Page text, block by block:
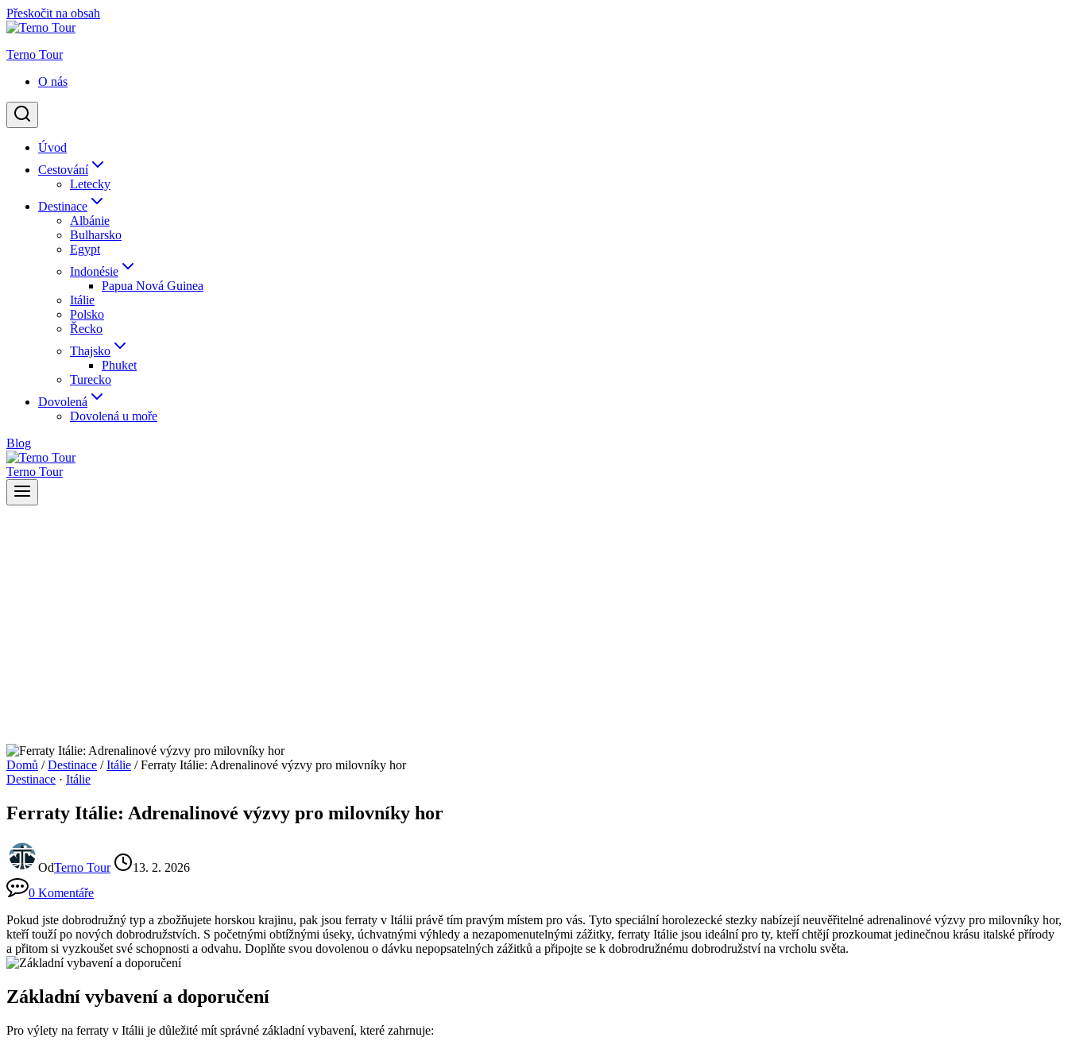
Přeskočit na obsah
Terno Tour
O nás
Úvod
Cestování
Letecky
Destinace
Albánie
Bulharsko
Egypt
Indonésie
Papua Nová Guinea
Itálie
Polsko
Řecko
Thajsko
Phuket
Turecko
Dovolená
Dovolená u moře
Blog
Terno Tour
Domů / Destinace / Itálie / Ferraty Itálie: Adrenalinové výzvy pro milovníky hor
Destinace · Itálie
Ferraty Itálie: Adrenalinové výzvy pro milovníky hor
OdTerno Tour
13. 2. 2026
0 Komentáře
Pokud jste dobrodružný typ a zbožňujete horskou krajinu, pak jsou ferraty v Itálii právě tím pravým místem pro vás. Tyto speciální horolezecké stezky nabízejí neuvěřitelné adrenalinové výzvy pro milovníky hor,
kteří touží po nových dobrodružstvích. S početnými obtížnými úseky, úchvatnými výhledy a nezapomenutelnými zážitky, ferraty Itálie jsou ideální pro ty, kteří chtějí prozkoumat jedinečnou krásu italské přírody
a přitom si vyzkoušet své schopnosti a odvahu. Doplňte svou dovolenou o dávku nepopsatelných zážitků a připojte se k dobrodružnému dobrodružství na vrcholu světa.
Základní vybavení a doporučení
Pro výlety na ferraty v Itálii je důležité mít správné základní vybavení, které zahrnuje: